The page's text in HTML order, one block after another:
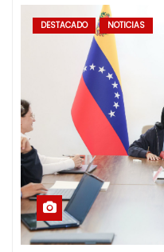
DESTACADO NOTICIAS